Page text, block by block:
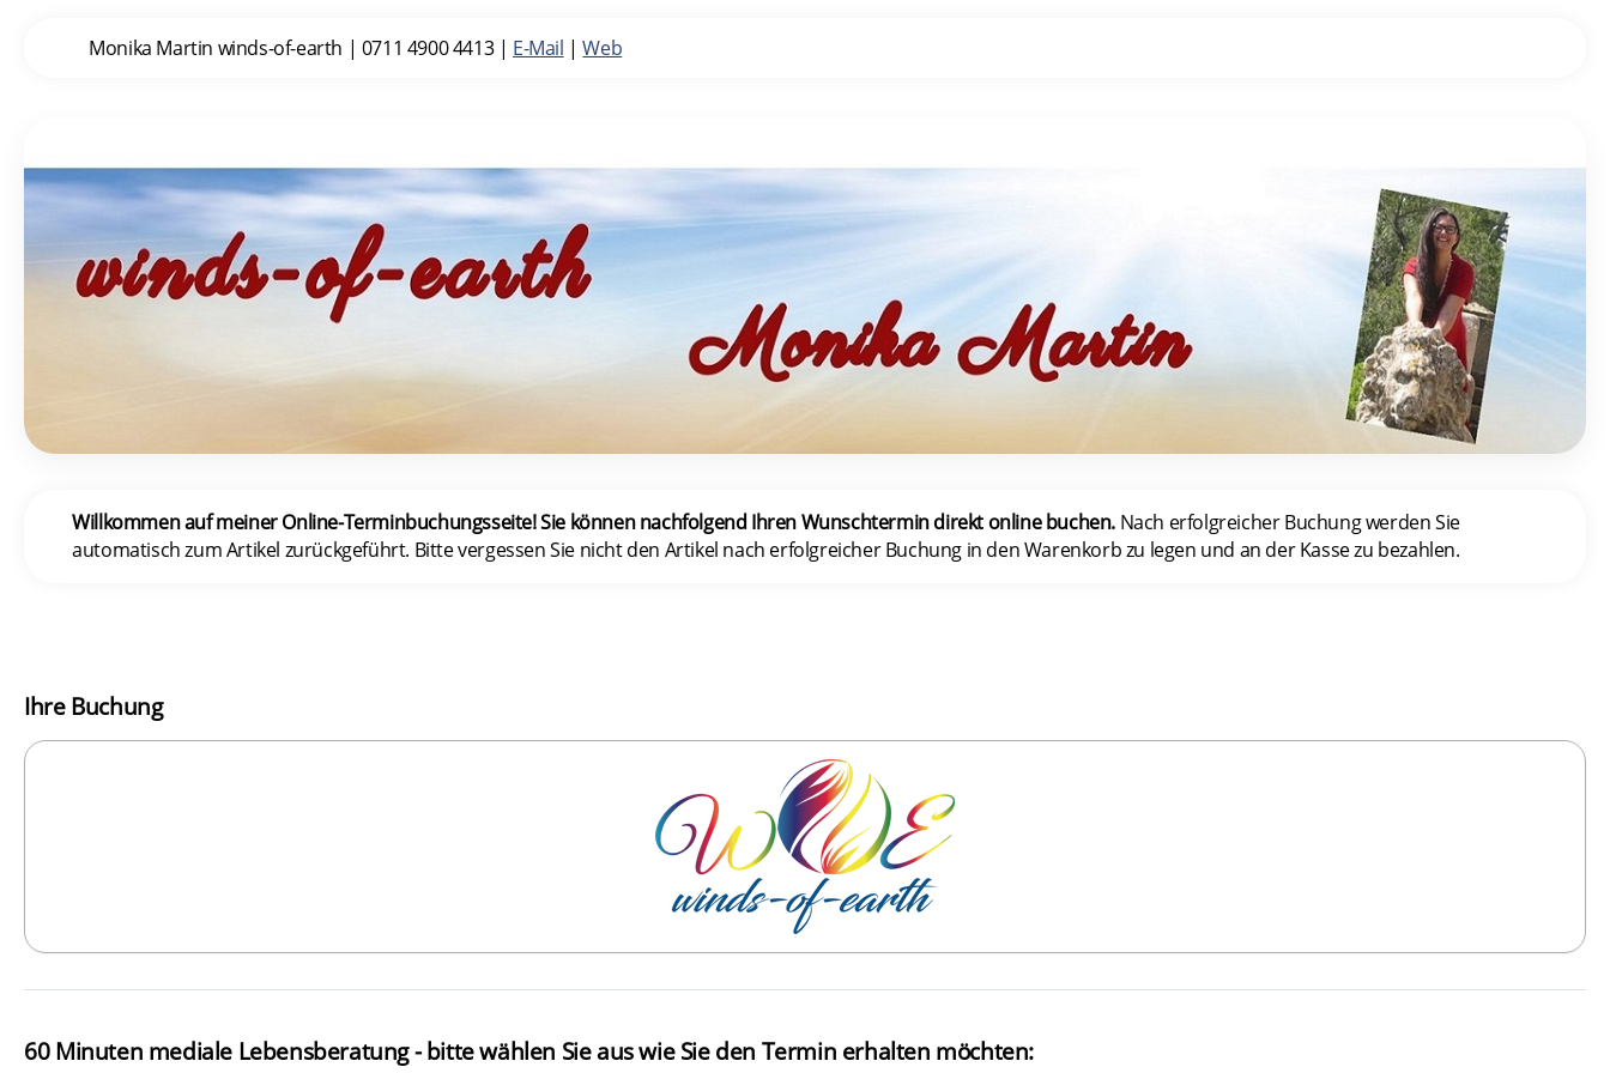
Monika Martin winds-of-earth | 0711 4900 4413| E-Mail |Web
Willkommen auf meiner Online-Terminbuchungsseite! Sie können nachfolgend Ihren Wunschtermin direkt online buchen.Nach erfolgreicher Buchung werden Sie
automatisch zum Artikel zurückgeführt. Bitte vergessen Sie nicht den Artikel nach erfolgreicher Buchung in den Warenkorb zu legen und an der Kasse zu bezahlen.
60 Minuten mediale Lebensberatung - bitte wählen Sie aus wie Sie den Termin erhalten möchten:
Ihre Buchung